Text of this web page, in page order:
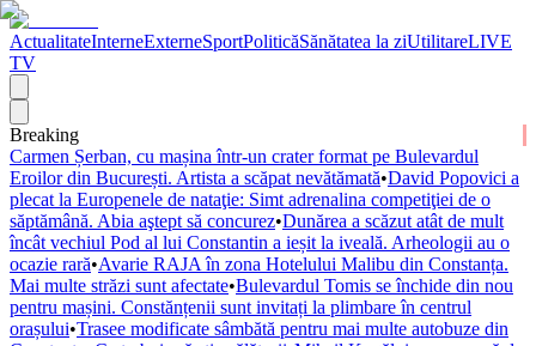
ActualitateInterneExterneSportPoliticăSănătatea la ziUtilitareLIVE
TV
Breaking
Carmen Șerban, cu mașina într-un crater format pe Bulevardul
Eroilor din București. Artista a scăpat nevătămată•David Popovici a
plecat la Europenele de nataţie: Simt adrenalina competiţiei de o
săptămână. Abia aştept să concurez•Dunărea a scăzut atât de mult
încât vechiul Pod al lui Constantin a ieșit la iveală. Arheologii au o
ocazie rară•Avarie RAJA în zona Hotelului Malibu din Constanța.
Mai multe străzi sunt afectate•Bulevardul Tomis se închide din nou
pentru mașini. Constănțenii sunt invitați la plimbare în centrul
orașului•Trasee modificate sâmbătă pentru mai multe autobuze din